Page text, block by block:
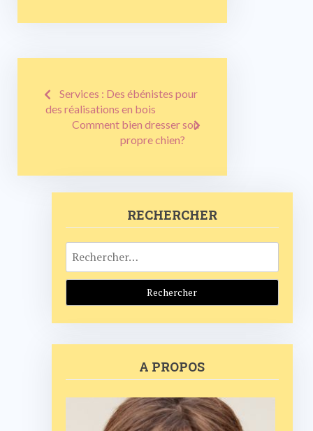
Navigation
de
Services : Des ébénistes pour
des réalisations en bois
Comment bien dresser son
propre chien?
RECHERCHER
Rechercher :
A PROPOS